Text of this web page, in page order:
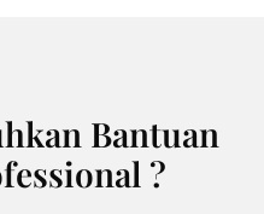
Bantuan
?